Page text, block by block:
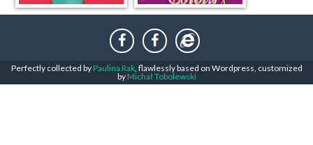
Perfectly collected by Paulina Rak, flawlessly based on Wordpress, customized
by Michał Tobolewski